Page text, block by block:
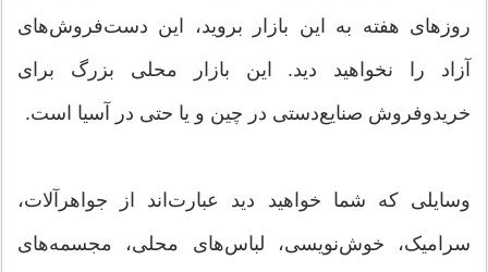
روزهای هفته به این بازار بروید، این دست‌فروش‌های
آزاد را نخواهید دید. این بازار محلی بزرگ برای
خریدوفروش صنایع‌دستی در چین و یا حتی در آسیا است.
وسایلی که شما خواهید دید عبارت‌اند از جواهرآلات،
سرامیک، خوش‌نویسی، لباس‌های محلی، مجسمه‌های